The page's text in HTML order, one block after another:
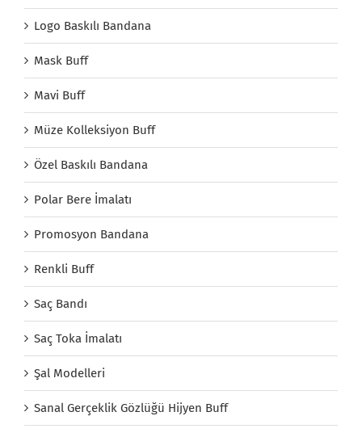
Logo Baskılı Bandana
Mask Buff
Mavi Buff
Müze Kolleksiyon Buff
Özel Baskılı Bandana
Polar Bere İmalatı
Promosyon Bandana
Renkli Buff
Saç Bandı
Saç Toka İmalatı
Şal Modelleri
Sanal Gerçeklik Gözlüğü Hijyen Buff